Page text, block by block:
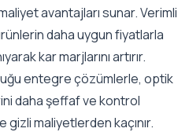
avantajları sunar. Verimli
daha uygun fiyatlarla
kar marjlarını artırır.
entegre çözümlerle, optik
daha şeffaf ve kontrol
maliyetlerden kaçınır.